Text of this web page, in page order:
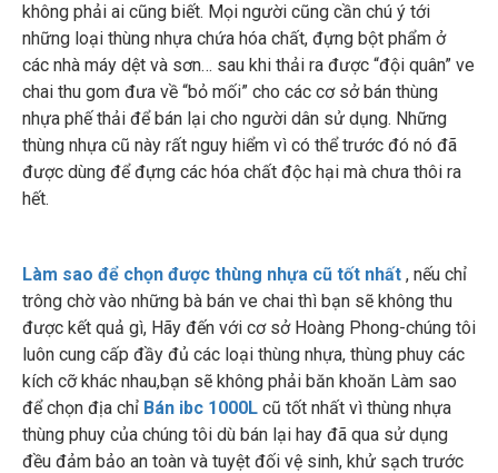
không phải ai cũng biết. Mọi người cũng cần chú ý tới
những loại thùng nhựa chứa hóa chất, đựng bột phẩm ở
các nhà máy dệt và sơn… sau khi thải ra được “đội quân” ve
chai thu gom đưa về “bỏ mối” cho các cơ sở bán thùng
nhựa phế thải để bán lại cho người dân sử dụng. Những
thùng nhựa cũ này rất nguy hiểm vì có thể trước đó nó đã
được dùng để đựng các hóa chất độc hại mà chưa thôi ra
hết.
Làm sao để chọn được thùng nhựa cũ tốt nhất , nếu chỉ
trông chờ vào những bà bán ve chai thì bạn sẽ không thu
được kết quả gì, Hãy đến với cơ sở Hoàng Phong-chúng tôi
luôn cung cấp đầy đủ các loại thùng nhựa, thùng phuy các
kích cỡ khác nhau,bạn sẽ không phải băn khoăn Làm sao
để chọn địa chỉ Bán ibc 1000L cũ tốt nhất vì thùng nhựa
thùng phuy của chúng tôi dù bán lại hay đã qua sử dụng
đều đảm bảo an toàn và tuyệt đối vệ sinh, khử sạch trước